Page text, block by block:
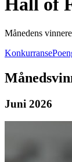
Hall of
Månedens
Konkurranse
Juni 2026